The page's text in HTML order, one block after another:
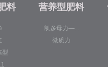
料
型
营养型肥料
凯多母力—...
微质力